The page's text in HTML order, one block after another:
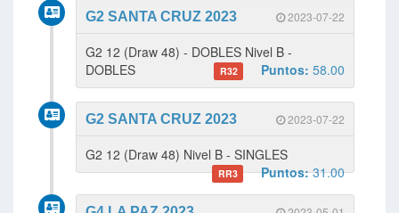
2023-07-22
G2 SANTA CRUZ 2023
G2 12 (Draw 48) - DOBLES Nivel B -
DOBLES
R32 Puntos: 58.00
2023-07-22
G2 SANTA CRUZ 2023
G2 12 (Draw 48) Nivel B - SINGLES
RR3 Puntos:31.00